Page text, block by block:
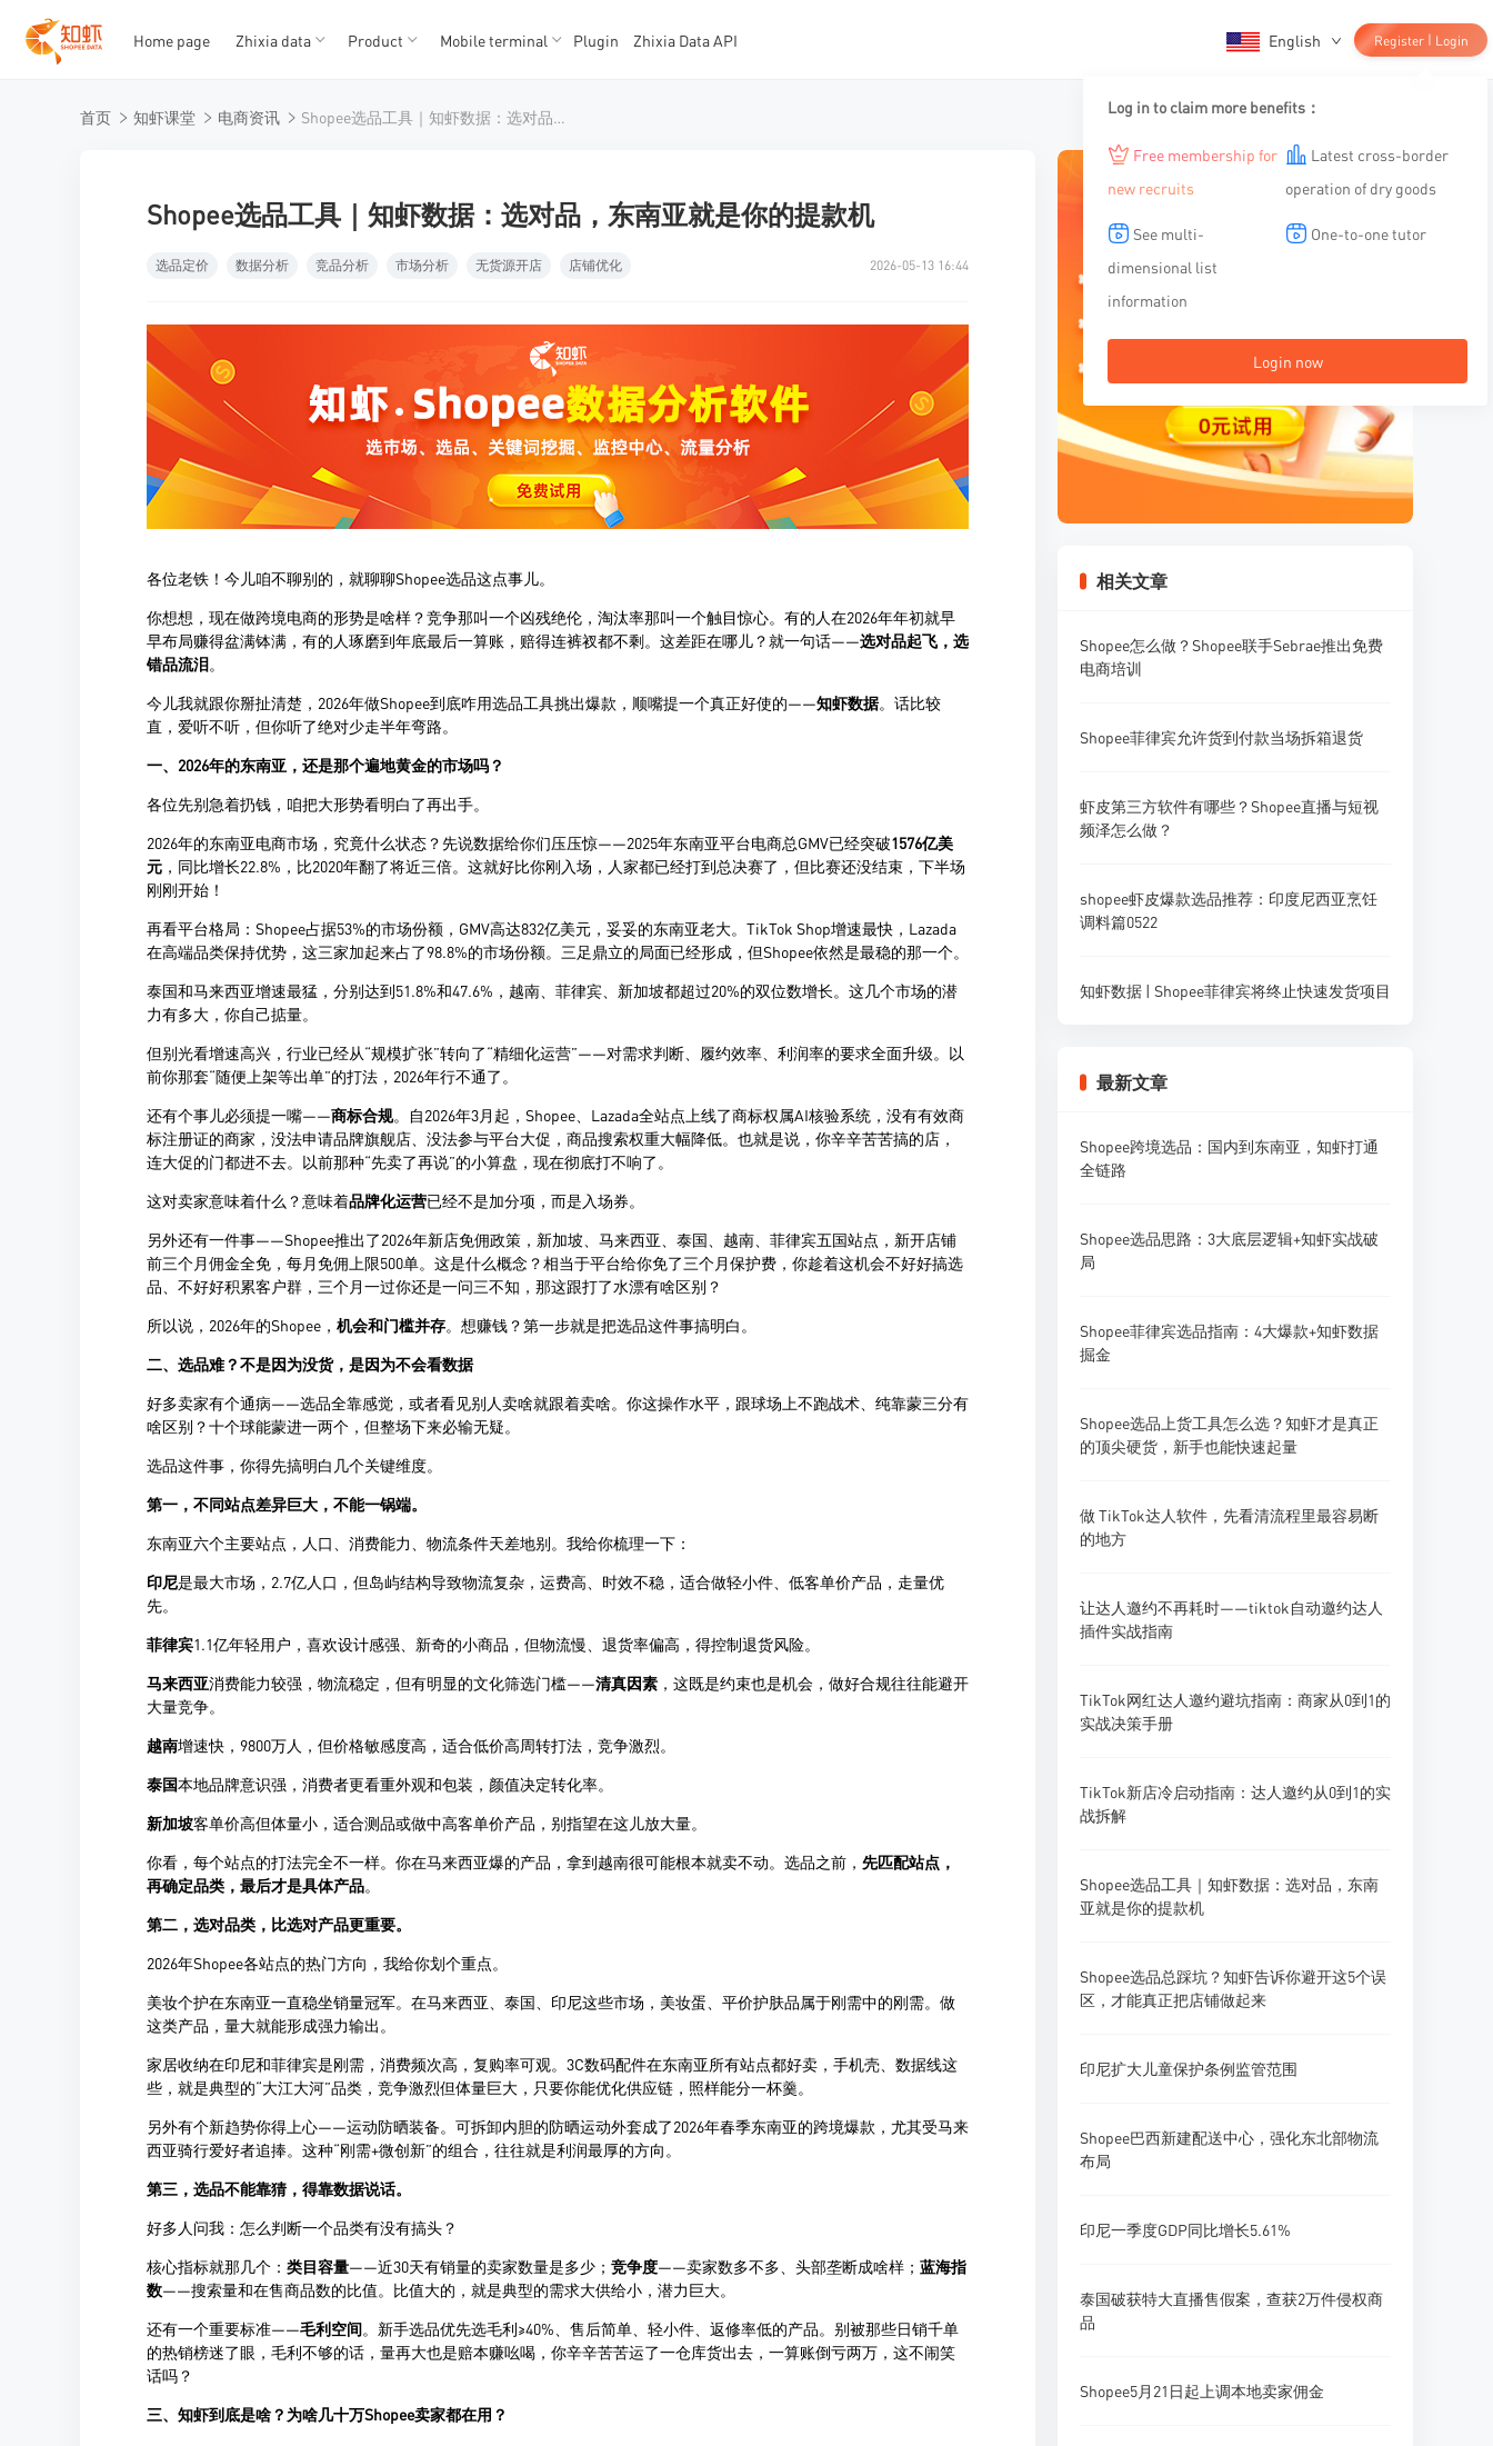
TK数据
TK数据
Home page Zhixia data Product Mobile terminal Plugin Zhixia Data API English Register | Login
Log in to claim more benefits：
Free membership for
new recruits
Latest cross-border
operation of dry goods
See multi-
dimensional list
information
One-to-one tutor
Login now
首页 知虾课堂 电商资讯 Shopee选品工具｜知虾数据：选对品，东南亚就是你的提款机
Shopee选品工具｜知虾数据：选对品，东南亚就是你的提款机
选品定价 数据分析 竞品分析 市场分析 无货源开店 店铺优化 2026-05-13 16:44
相关文章
Shopee怎么做？Shopee联手Sebrae推出免费
电商培训
Shopee菲律宾允许货到付款当场拆箱退货
虾皮第三方软件有哪些？Shopee直播与短视
频泽怎么做？
shopee虾皮爆款选品推荐：印度尼西亚烹饪
调料篇0522
知虾数据 | Shopee菲律宾将终止快速发货项目
最新文章
Shopee跨境选品：国内到东南亚，知虾打通
全链路
Shopee选品思路：3大底层逻辑+知虾实战破
局
Shopee菲律宾选品指南：4大爆款+知虾数据
掘金
Shopee选品上货工具怎么选？知虾才是真正
的顶尖硬货，新手也能快速起量
做 TikTok达人软件，先看清流程里最容易断
的地方
让达人邀约不再耗时——tiktok自动邀约达人
插件实战指南
TikTok网红达人邀约避坑指南：商家从0到1的
实战决策手册
TikTok新店冷启动指南：达人邀约从0到1的实
战拆解
Shopee选品工具｜知虾数据：选对品，东南
亚就是你的提款机
Shopee选品总踩坑？知虾告诉你避开这5个误
区，才能真正把店铺做起来
印尼扩大儿童保护条例监管范围
Shopee巴西新建配送中心，强化东北部物流
布局
印尼一季度GDP同比增长5.61%
泰国破获特大直播售假案，查获2万件侵权商
品
Shopee5月21日起上调本地卖家佣金